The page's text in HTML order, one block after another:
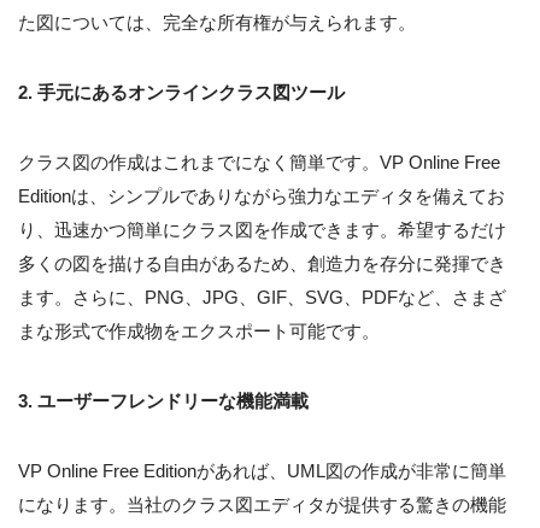
た図については、完全な所有権が与えられます。
2. 手元にあるオンラインクラス図ツール
クラス図の作成はこれまでになく簡単です。VP Online Free
Editionは、シンプルでありながら強力なエディタを備えてお
り、迅速かつ簡単にクラス図を作成できます。希望するだけ
多くの図を描ける自由があるため、創造力を存分に発揮でき
ます。さらに、PNG、JPG、GIF、SVG、PDFなど、さまざ
まな形式で作成物をエクスポート可能です。
3. ユーザーフレンドリーな機能満載
VP Online Free Editionがあれば、UML図の作成が非常に簡単
になります。当社のクラス図エディタが提供する驚きの機能